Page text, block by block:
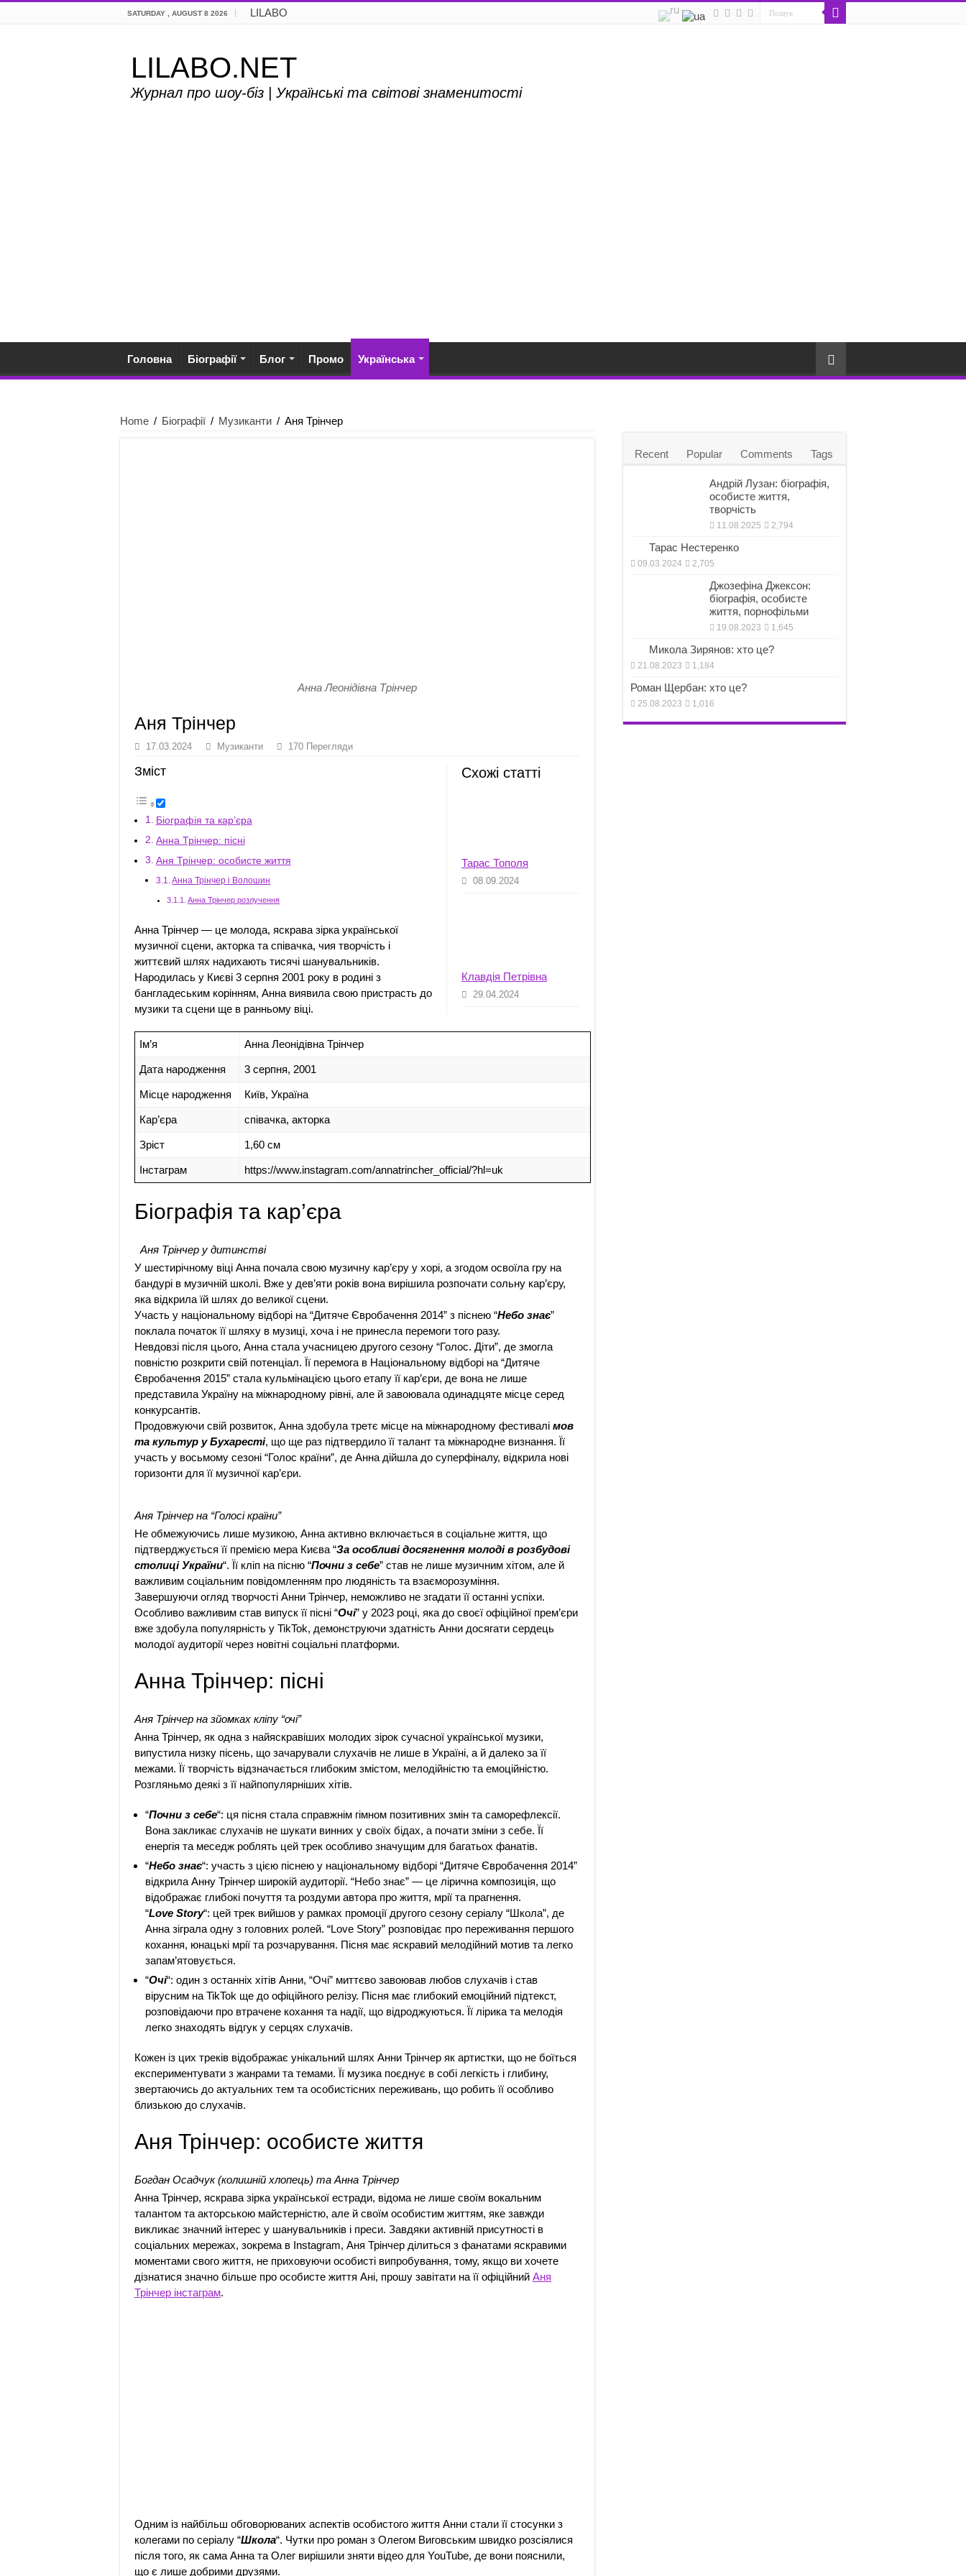
SATURDAY , AUGUST 8 2026 LILABO
LILABO.NET
Журнал про шоу-біз | Українські та світові знаменитості
Головна Біографії Блог Промо Українська
Home / Біографії / Музиканти / Аня Трінчер
Анна Леонідівна Трінчер
Аня Трінчер
17.03.2024 Музиканти 170 Перегляди
Схожі статті
Тарас Тополя
08.09.2024
Клавдія Петрівна
29.04.2024
Зміст
Біографія та кар’єра
Анна Трінчер: пісні
Аня Трінчер: особисте життя
Анна Трінчер і Волошин
Анна Трінчер розлучення
Анна Трінчер — це молода, яскрава зірка української
музичної сцени, акторка та співачка, чия творчість і
життєвий шлях надихають тисячі шанувальників.
Народилась у Києві 3 серпня 2001 року в родині з
бангладеським корінням, Анна виявила свою пристрасть до
музики та сцени ще в ранньому віці.
Ім’я Анна Леонідівна Трінчер
Дата народження 3 серпня, 2001
Місце народження Київ, Україна
Кар’єра співачка, акторка
Зріст 1,60 см
Інстаграм https://www.instagram.com/annatrincher_official/?hl=uk
Біографія та кар’єра
Аня Трінчер у дитинстві
У шестирічному віці Анна почала свою музичну кар’єру у хорі, а згодом освоїла гру на
бандурі в музичній школі. Вже у дев’яти років вона вирішила розпочати сольну кар’єру,
яка відкрила їй шлях до великої сцени.
Участь у національному відборі на “Дитяче Євробачення 2014” з піснею “Небо знає”
поклала початок її шляху в музиці, хоча і не принесла перемоги того разу.
Невдовзі після цього, Анна стала учасницею другого сезону “Голос. Діти”, де змогла
повністю розкрити свій потенціал. Її перемога в Національному відборі на “Дитяче
Євробачення 2015” стала кульмінацією цього етапу її кар’єри, де вона не лише
представила Україну на міжнародному рівні, але й завоювала одинадцяте місце серед
конкурсантів.
Продовжуючи свій розвиток, Анна здобула третє місце на міжнародному фестивалі мов
та культур у Бухаресті, що ще раз підтвердило її талант та міжнародне визнання. Її
участь у восьмому сезоні “Голос країни”, де Анна дійшла до суперфіналу, відкрила нові
горизонти для її музичної кар’єри.
Аня Трінчер на “Голосі країни”
Не обмежуючись лише музикою, Анна активно включається в соціальне життя, що
підтверджується її премією мера Києва “За особливі досягнення молоді в розбудові
столиці України“. Її кліп на пісню “Почни з себе” став не лише музичним хітом, але й
важливим соціальним повідомленням про людяність та взаєморозуміння.
Завершуючи огляд творчості Анни Трінчер, неможливо не згадати її останні успіхи.
Особливо важливим став випуск її пісні “Очі” у 2023 році, яка до своєї офіційної прем’єри
вже здобула популярність у TikTok, демонструючи здатність Анни досягати сердець
молодої аудиторії через новітні соціальні платформи.
Анна Трінчер: пісні
Аня Трінчер на зйомках кліпу “очі”
Анна Трінчер, як одна з найяскравіших молодих зірок сучасної української музики,
випустила низку пісень, що зачарували слухачів не лише в Україні, а й далеко за її
межами. Її творчість відзначається глибоким змістом, мелодійністю та емоційністю.
Розгляньмо деякі з її найпопулярніших хітів.
“Почни з себе“: ця пісня стала справжнім гімном позитивних змін та саморефлексії.
Вона закликає слухачів не шукати винних у своїх бідах, а почати зміни з себе. Її
енергія та меседж роблять цей трек особливо значущим для багатьох фанатів.
“Небо знає“: участь з цією піснею у національному відборі “Дитяче Євробачення 2014”
відкрила Анну Трінчер широкій аудиторії. “Небо знає” — це лірична композиція, що
відображає глибокі почуття та роздуми автора про життя, мрії та прагнення.
“Love Story“: цей трек вийшов у рамках промоції другого сезону серіалу “Школа”, де
Анна зіграла одну з головних ролей. “Love Story” розповідає про переживання першого
кохання, юнацькі мрії та розчарування. Пісня має яскравий мелодійний мотив та легко
запам’ятовується.
“Очі“: один з останніх хітів Анни, “Очі” миттєво завоював любов слухачів і став
вірусним на TikTok ще до офіційного релізу. Пісня має глибокий емоційний підтекст,
розповідаючи про втрачене кохання та надії, що відроджуються. Її лірика та мелодія
легко знаходять відгук у серцях слухачів.
Кожен із цих треків відображає унікальний шлях Анни Трінчер як артистки, що не боїться
експериментувати з жанрами та темами. Її музика поєднує в собі легкість і глибину,
звертаючись до актуальних тем та особистісних переживань, що робить її особливо
близькою до слухачів.
Аня Трінчер: особисте життя
Богдан Осадчук (колишній хлопець) та Анна Трінчер
Анна Трінчер, яскрава зірка української естради, відома не лише своїм вокальним
талантом та акторською майстерністю, але й своїм особистим життям, яке завжди
викликає значний інтерес у шанувальників і преси. Завдяки активній присутності в
соціальних мережах, зокрема в Instagram, Аня Трінчер ділиться з фанатами яскравими
моментами свого життя, не приховуючи особисті випробування, тому, якщо ви хочете
дізнатися значно більше про особисте життя Ані, прошу завітати на її офіційний Аня
Трінчер інстаграм.
Одним із найбільш обговорюваних аспектів особистого життя Анни стали її стосунки з
колегами по серіалу “Школа“. Чутки про роман з Олегом Виговським швидко розсіялися
після того, як сама Анна та Олег вирішили зняти відео для YouTube, де вони пояснили,
що є лише добрими друзями.
Recent Popular Comments Tags
Андрій Лузан: біографія,
особисте життя,
творчість
11.08.2025 2,794
Тарас Нестеренко
09.03.2024 2,705
Джозефіна Джексон:
біографія, особисте
життя, порнофільми
19.08.2023 1,645
Микола Зирянов: хто це?
21.08.2023 1,184
Роман Щербан: хто це?
25.08.2023 1,016